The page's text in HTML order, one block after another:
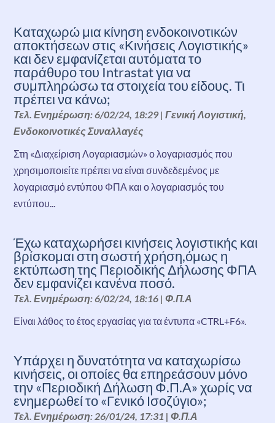
Καταχωρώ μια κίνηση ενδοκοινοτικών
αποκτήσεων στις «Κινήσεις Λογιστικής»
και δεν εμφανίζεται αυτόματα το
παράθυρο του Intrastat για να
συμπληρώσω τα στοιχεία του είδους. Τι
πρέπει να κάνω;
Τελ. Ενημέρωση: 6/02/24, 18:29|Γενική Λογιστική,
Ενδοκοινοτικές Συναλλαγές
Στη «Διαχείριση Λογαριασμών» ο λογαριασμός που
χρησιμοποιείτε πρέπει να είναι συνδεδεμένος με
λογαριασμό εντύπου ΦΠΑ και ο λογαριασμός του
εντύπου...
Έχω καταχωρήσει κινήσεις λογιστικής και
βρίσκομαι στη σωστή χρήση,όμως η
εκτύπωση της Περιοδικής Δήλωσης ΦΠΑ
δεν εμφανίζει κανένα ποσό.
Τελ. Ενημέρωση: 6/02/24, 18:16 |Φ.Π.Α
Είναι λάθος το έτος εργασίας για τα έντυπα «CTRL+F6».
Υπάρχει η δυνατότητα να καταχωρίσω
κινήσεις, οι οποίες θα επηρεάσουν μόνο
την «Περιοδική Δήλωση Φ.Π.Α» χωρίς να
ενημερωθεί το «Γενικό Ισοζύγιο»;
Τελ. Ενημέρωση: 26/01/24, 17:31 |Φ.Π.Α